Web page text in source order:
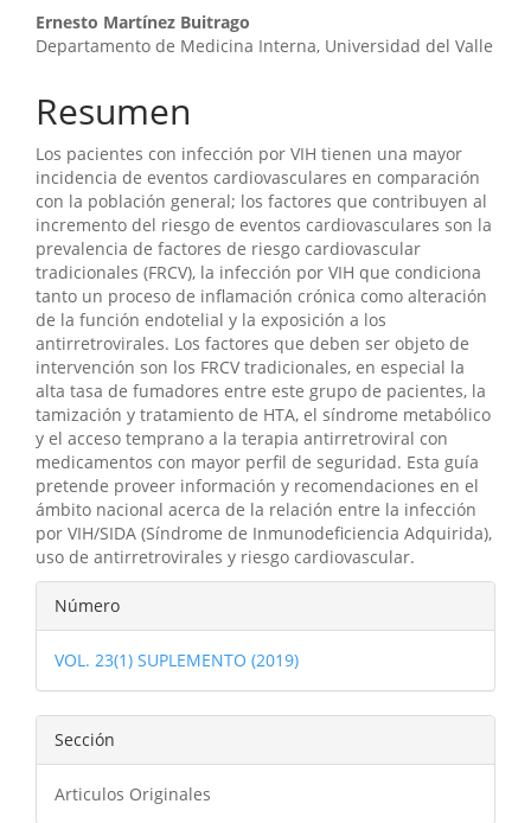
Ernesto Martínez Buitrago
Departamento de Medicina Interna, Universidad del Valle
Resumen
Los pacientes con infección por VIH tienen una mayor
incidencia de eventos cardiovasculares en comparación
con la población general; los factores que contribuyen al
incremento del riesgo de eventos cardiovasculares son la
prevalencia de factores de riesgo cardiovascular
tradicionales (FRCV), la infección por VIH que condiciona
tanto un proceso de inflamación crónica como alteración
de la función endotelial y la exposición a los
antirretrovirales. Los factores que deben ser objeto de
intervención son los FRCV tradicionales, en especial la
alta tasa de fumadores entre este grupo de pacientes, la
tamización y tratamiento de HTA, el síndrome metabólico
y el acceso temprano a la terapia antirretroviral con
medicamentos con mayor perfil de seguridad. Esta guía
pretende proveer información y recomendaciones en el
ámbito nacional acerca de la relación entre la infección
por VIH/SIDA (Síndrome de Inmunodeficiencia Adquirida),
uso de antirretrovirales y riesgo cardiovascular.
Detalles
del
artículo
Número
VOL. 23(1) SUPLEMENTO (2019)
Sección
Articulos Originales